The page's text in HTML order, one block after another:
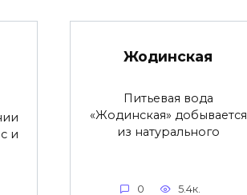
и
Жодинская
Питьевая вода
«Жодинская» добывается
из натурального
0 5.4к.